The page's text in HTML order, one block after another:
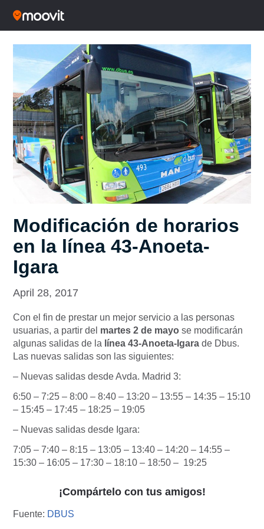
Modificación de horarios
en la línea 43-Anoeta-
Igara
April 28, 2017
Con el fin de prestar un mejor servicio a las personas
usuarias, a partir del martes 2 de mayo se modificarán
algunas salidas de la línea 43-Anoeta-Igara de Dbus.
Las nuevas salidas son las siguientes:
– Nuevas salidas desde Avda. Madrid 3:
6:50 – 7:25 – 8:00 – 8:40 – 13:20 – 13:55 – 14:35 – 15:10
– 15:45 – 17:45 – 18:25 – 19:05
– Nuevas salidas desde Igara:
7:05 – 7:40 – 8:15 – 13:05 – 13:40 – 14:20 – 14:55 –
15:30 – 16:05 – 17:30 – 18:10 – 18:50 – 19:25
¡Compártelo con tus amigos!
Fuente: DBUS